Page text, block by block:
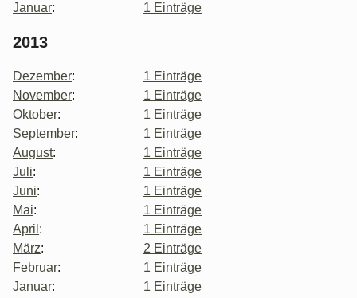
Januar: 1 Einträge
2013
Dezember:
1 Einträge
November:
1 Einträge
Oktober:
1 Einträge
September:
1 Einträge
August:
1 Einträge
Juli:
1 Einträge
Juni:
1 Einträge
Mai:
1 Einträge
April :
1 Einträge
März:
2 Einträge
Februar:
1 Einträge
Januar: 1 Einträge